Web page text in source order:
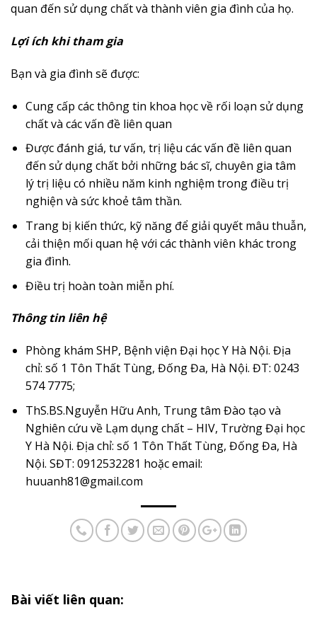
quan đến sử dụng chất và thành viên gia đình của họ.
Lợi ích khi tham gia
Bạn và gia đình sẽ được:
Cung cấp các thông tin khoa học về rối loạn sử dụng
chất và các vấn đề liên quan
Được đánh giá, tư vấn, trị liệu các vấn đề liên quan
đến sử dụng chất bởi những bác sĩ, chuyên gia tâm
lý trị liệu có nhiều năm kinh nghiệm trong điều trị
nghiện và sức khoẻ tâm thần.
Trang bị kiến thức, kỹ năng để giải quyết mâu thuẫn,
cải thiện mối quan hệ với các thành viên khác trong
gia đình.
Điều trị hoàn toàn miễn phí.
Thông tin liên hệ
Phòng khám SHP, Bệnh viện Đại học Y Hà Nội. Địa
chỉ: số 1 Tôn Thất Tùng, Đống Đa, Hà Nội. ĐT: 0243
574 7775;
ThS.BS.Nguyễn Hữu Anh, Trung tâm Đào tạo và
Nghiên cứu về Lạm dụng chất – HIV, Trường Đại học
Y Hà Nội. Địa chỉ: số 1 Tôn Thất Tùng, Đống Đa, Hà
Nội. SĐT: 0912532281 hoặc email:
huuanh81@gmail.com
Bài viết liên quan: